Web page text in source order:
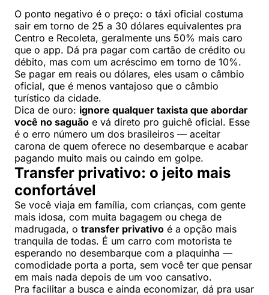
O ponto negativo é o preço: o táxi oficial costuma
sair em torno de 25 a 30 dólares equivalentes pra
Centro e Recoleta, geralmente uns 50% mais caro
que o app. Dá pra pagar com cartão de crédito ou
débito, mas com um acréscimo em torno de 10%.
Se pagar em reais ou dólares, eles usam o câmbio
oficial, que é menos vantajoso que o câmbio
turístico da cidade.
Dica de ouro: ignore qualquer taxista que abordar
você no saguão e vá direto pro guichê oficial. Esse
é o erro número um dos brasileiros — aceitar
carona de quem oferece no desembarque e acabar
pagando muito mais ou caindo em golpe.
Transfer privativo: o jeito mais
confortável
Se você viaja em família, com crianças, com gente
mais idosa, com muita bagagem ou chega de
madrugada, o transfer privativo é a opção mais
tranquila de todas. É um carro com motorista te
esperando no desembarque com a plaquinha —
comodidade porta a porta, sem você ter que pensar
em mais nada depois de um voo cansativo.
Pra facilitar a busca e ainda economizar, dá pra usar